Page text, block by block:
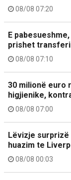
08/08 07:20
E
prishet
08/08 07:10
30 milionë euro
higjienike,
08/08 07:00
Lëvizje surprizë
huazim te
08/08 00:03